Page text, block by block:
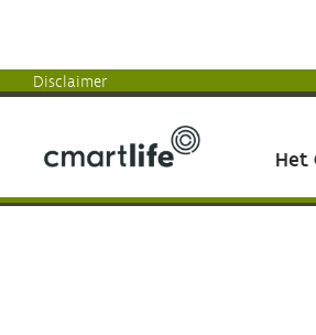
Disclaimer
Het